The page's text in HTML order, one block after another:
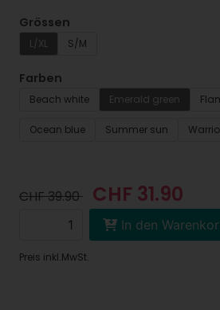
Grössen
L/XL S/M
Farben
Beach white Emerald green
Ocean blue Summer sun
CHF 39.90 CHF 31.90
In den
Preis inkl.MwSt.